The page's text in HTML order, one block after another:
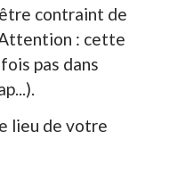
contraint de
: cette
pas dans
lieu de votre